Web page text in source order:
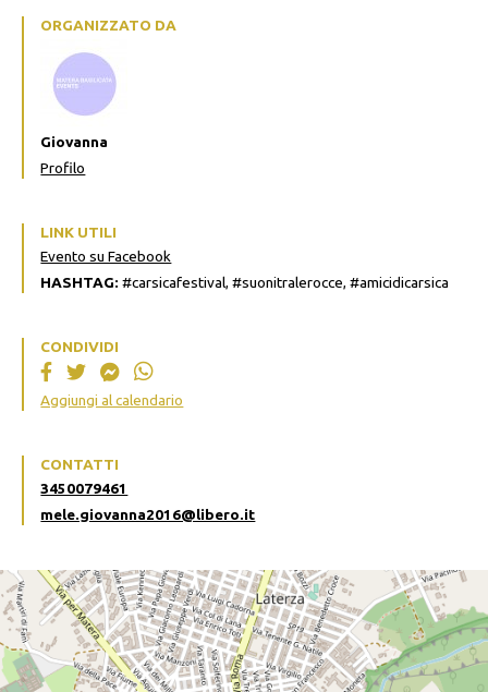
ORGANIZZATO DA
Giovanna
Profilo
LINK UTILI
Evento su Facebook
HASHTAG: #carsicafestival, #suonitralerocce, #amicidicarsica
CONDIVIDI
Aggiungi al calendario
CONTATTI
3450079461
mele.giovanna2016@libero.it